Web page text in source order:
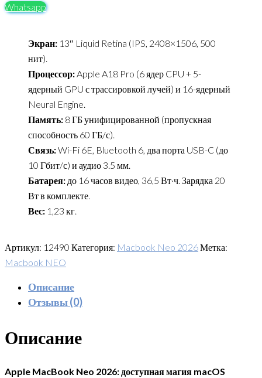
Whatsapp
Экран: 13″ Liquid Retina (IPS, 2408×1506, 500
нит).
Процессор:Apple A18 Pro (6 ядер CPU + 5-
ядерный GPU с трассировкой лучей) и 16-ядерный
Neural Engine.
Память: 8 ГБ унифицированной (пропускная
способность 60 ГБ/с).
Связь:Wi-Fi 6E, Bluetooth 6, два порта USB-C (до
10 Гбит/с) и аудио 3.5 мм.
Батарея: до 16 часов видео, 36,5 Вт·ч. Зарядка 20
Вт в комплекте.
Вес: 1,23 кг.
Артикул: 12490 Категория: Macbook Neo 2026Метка:
Macbook NEO
Описание
Отзывы (0)
Описание
Apple MacBook Neo 2026: доступная магия macOS